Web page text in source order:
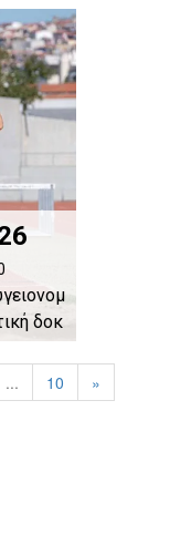
δοκ
... 10 »